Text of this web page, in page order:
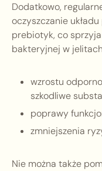
Dodatkowo,
oczyszczanie
prebiotyk, co
bakteryjnej w
wzrostu
szkodliwe
poprawy
zmniejszenia
Nie można także